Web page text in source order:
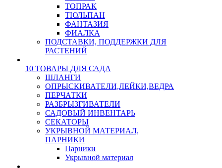
ТОПРАК
ТЮЛЬПАН
ФАНТАЗИЯ
ФИАЛКА
ПОДСТАВКИ, ПОДДЕРЖКИ ДЛЯ
РАСТЕНИЙ
10 ТОВАРЫ ДЛЯ САДА
ШЛАНГИ
ОПРЫСКИВАТЕЛИ,ЛЕЙКИ,ВЕДРА
ПЕРЧАТКИ
РАЗБРЫЗГИВАТЕЛИ
САДОВЫЙ ИНВЕНТАРЬ
СЕКАТОРЫ
УКРЫВНОЙ МАТЕРИАЛ,
ПАРНИКИ
Парники
Укрывной материал